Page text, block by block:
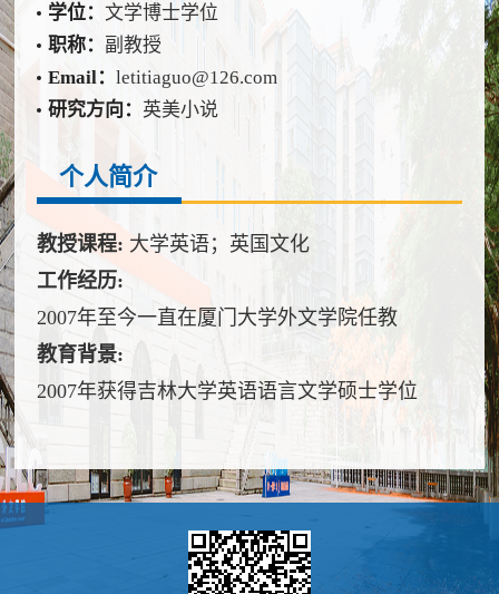
学位：文学博士学位
职称： 副教授
Email：letitiaguo@126.com
研究方向： 英美小说
个人简介
教授课程: 大学英语；英国文化
工作经历:
2007年至今一直在厦门大学外文学院任教
教育背景:
2007年获得吉林大学英语语言文学硕士学位